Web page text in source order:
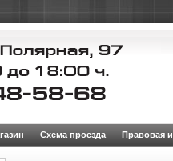
Схема проезда Правовая